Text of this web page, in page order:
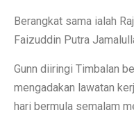
Berangkat sama ialah
Faizuddin Putra
Gunn diiringi Timbalan
mengadakan lawatan
hari bermula semalam